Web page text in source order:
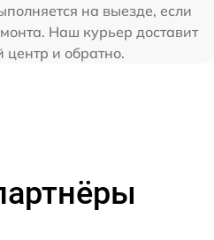
на выезде, если
Наш курьер доставит
центр и обратно.